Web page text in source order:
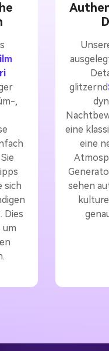
,
sich
Dies
um
glitzernd
eine
eine
sehen